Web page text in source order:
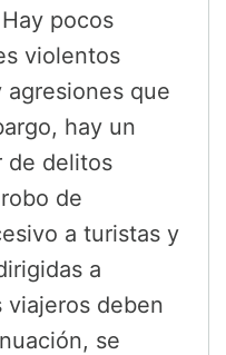
pocos
violentos
agresiones que
hay un
de delitos
de
a turistas y
a
viajeros deben
se